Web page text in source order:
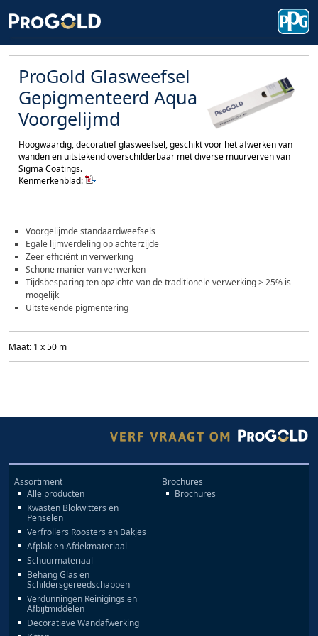
ProGold Glasweefsel
Gepigmenteerd Aqua
Voorgelijmd
Hoogwaardig, decoratief glasweefsel, geschikt voor het afwerken van
wanden en uitstekend overschilderbaar met diverse muurverven van
Sigma Coatings.
Kenmerkenblad:
Voorgelijmde standaardweefsels
Egale lijmverdeling op achterzijde
Zeer efficiënt in verwerking
Schone manier van verwerken
Tijdsbesparing ten opzichte van de traditionele verwerking > 25% is
mogelijk
Uitstekende pigmentering
Maat: 1 x 50 m
Assortiment
Alle producten
Kwasten Blokwitters en
Penselen
Verfrollers Roosters en Bakjes
Afplak en Afdekmateriaal
Schuurmateriaal
Behang Glas en
Schildersgereedschappen
Verdunningen Reinigings en
Afbijtmiddelen
Decoratieve Wandafwerking
Brochures
Brochures